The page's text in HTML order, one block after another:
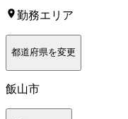
勤務エリア
都道府県を変更
飯山市